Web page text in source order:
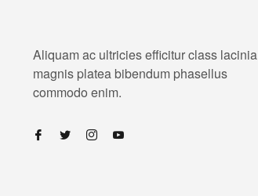
Aliquam ac ultricies efficitur class lacinia
magnis platea bibendum phasellus
commodo enim.